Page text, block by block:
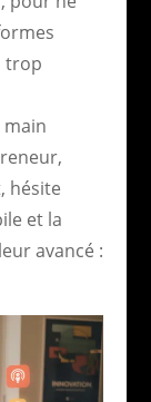
trop
hésite
et la
avancé :